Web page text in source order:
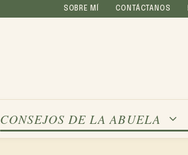
SOBRE MÍ CONTÁCTANOS
CONSEJOS DE LA ABUELA